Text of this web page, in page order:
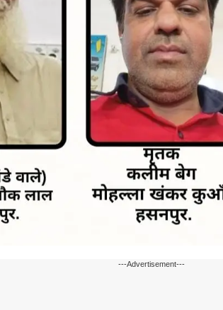
---Advertisement---